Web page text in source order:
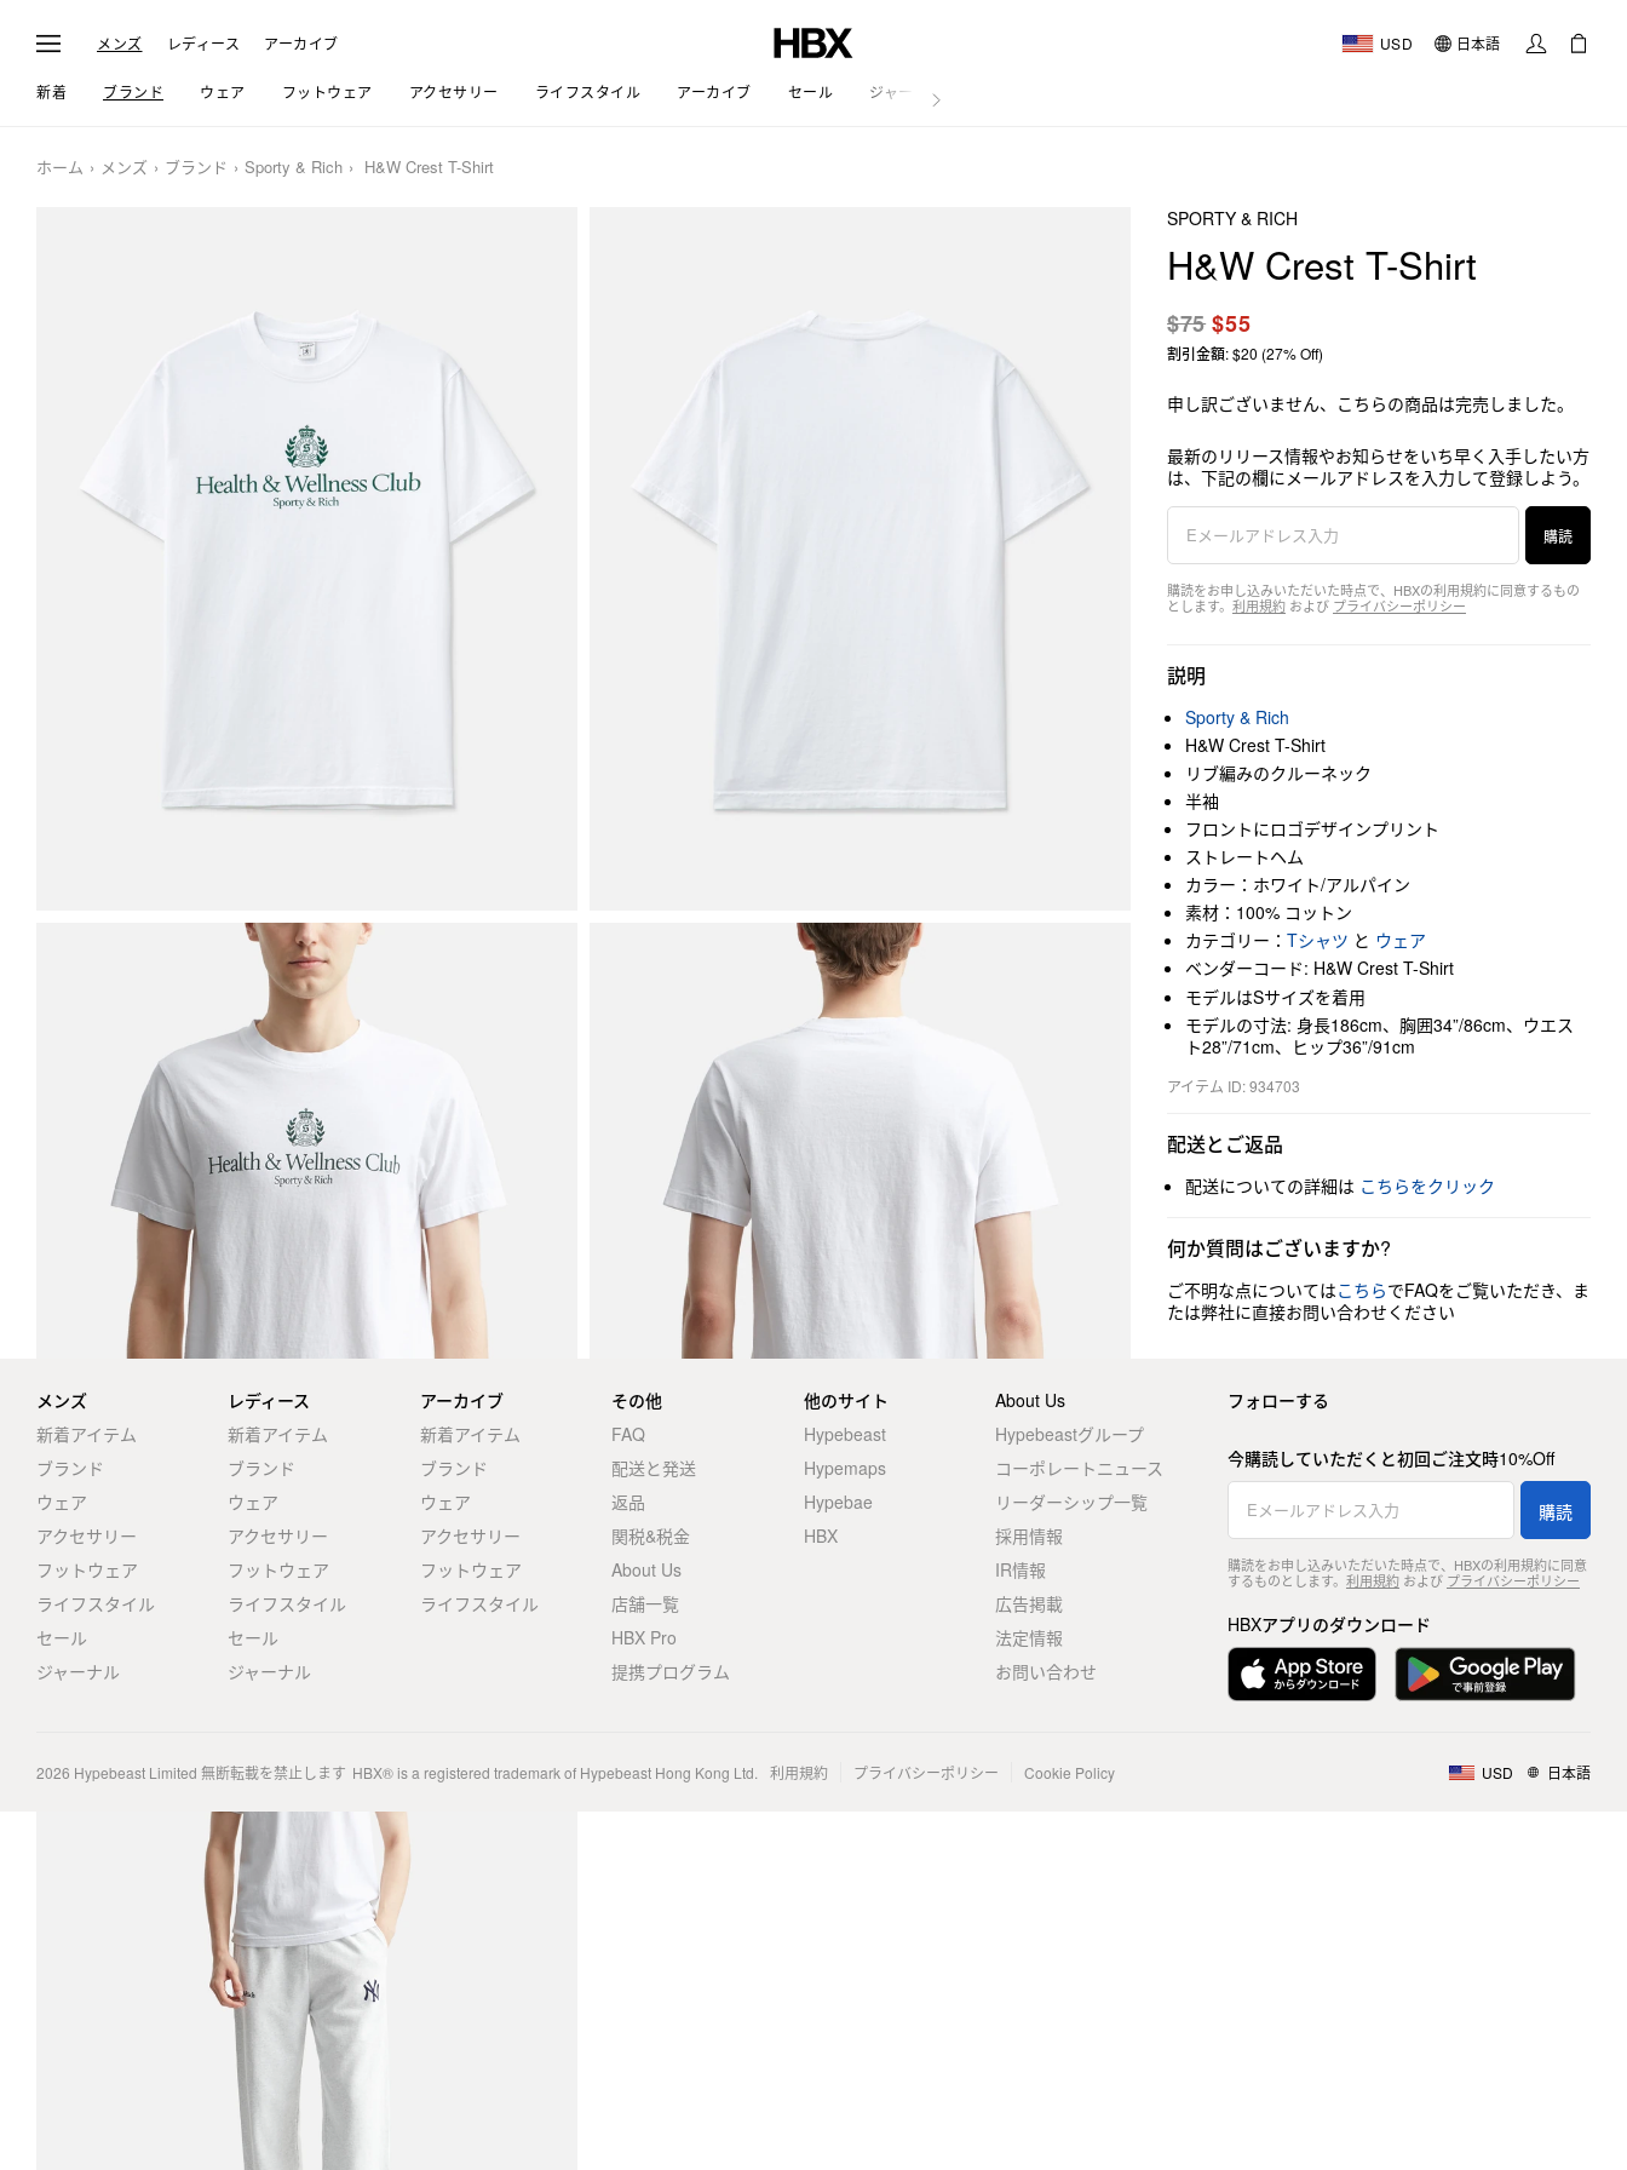
メンズ レディース アーカイブ USD 日本語
新着 ブランド ウェア フットウェア アクセサリー ライフスタイル アーカイブ セール ジャーナル
ホーム メンズ ブランド Sporty & Rich H&W Crest T-Shirt
SPORTY & RICH
H&W Crest T-Shirt
$75$55
割引金額: $20 (27% Off)
申し訳ございません、こちらの商品は完売しました。
最新のリリース情報やお知らせをいち早く入手したい方
は、下記の欄にメールアドレスを入力して登録しよう。
購読
購読をお申し込みいただいた時点で、HBXの利用規約に同意するもの
とします。 利用規約 および プライバシーポリシー
説明
Sporty & Rich
H&W Crest T-Shirt
リブ編みのクルーネック
半袖
フロントにロゴデザインプリント
ストレートヘム
カラー：ホワイト/アルパイン
素材：100% コットン
カテゴリー： Tシャツ と ウェア
ベンダーコード: H&W Crest T-Shirt
モデルはSサイズを着用
モデルの寸法: 身長186cm、胸囲34”/86cm、ウエス
ト28”/71cm、ヒップ36”/91cm
アイテム ID: 934703
配送とご返品
配送についての詳細は こちらをクリック
何か質問はございますか?
ご不明な点についてはこちらでFAQをご覧いただき、ま
たは弊社に直接お問い合わせください
メンズ
新着アイテム
ブランド
ウェア
アクセサリー
フットウェア
ライフスタイル
セール
ジャーナル
レディース
新着アイテム
ブランド
ウェア
アクセサリー
フットウェア
ライフスタイル
セール
ジャーナル
アーカイブ
新着アイテム
ブランド
ウェア
アクセサリー
フットウェア
ライフスタイル
その他
FAQ
配送と発送
返品
関税&税金
About Us
店舗一覧
HBX Pro
提携プログラム
他のサイト
Hypebeast
Hypemaps
Hypebae
HBX
About Us
Hypebeastグループ
コーポレートニュース
リーダーシップ一覧
採用情報
IR情報
広告掲載
法定情報
お問い合わせ
フォローする
今購読していただくと初回ご注文時10%Off
購読
購読をお申し込みいただいた時点で、HBXの利用規約に同意
するものとします。 利用規約および プライバシーポリシー
HBXアプリのダウンロード
2026 Hypebeast Limited 無断転載を禁止します HBX® is a registered trademark of Hypebeast Hong Kong Ltd. 利用規約 プライバシーポリシー Cookie Policy USD 日本語